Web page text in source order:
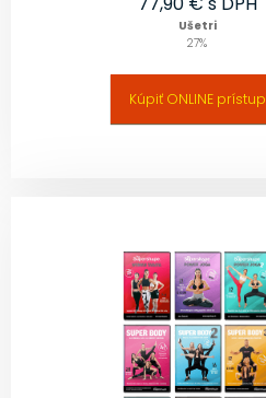
Ušetri
27%
Kúpiť ONLINE prístup